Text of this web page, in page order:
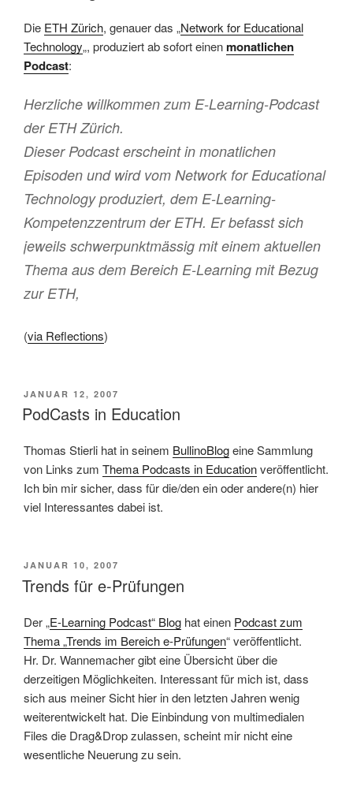
Die ETH Zürich, genauer das „Network for Educational
Technology„, produziert ab sofort einenmonatlichen
Podcast:
Herzliche willkommen zum E-Learning-Podcast
der ETH Zürich.
Dieser Podcast erscheint in monatlichen
Episoden und wird vom Network for Educational
Technology produziert, dem E-Learning-
Kompetenzzentrum der ETH. Er befasst sich
jeweils schwerpunktmässig mit einem aktuellen
Thema aus dem Bereich E-Learning mit Bezug
zur ETH,
(via Reflections)
VERÖFFENTLICHT
AM
JANUAR 12, 2007
PodCasts in Education
Thomas Stierli hat in seinem BullinoBlogeine Sammlung
von Links zum Thema Podcasts in Educationveröffentlicht.
Ich bin mir sicher, dass für die/den ein oder andere(n) hier
viel Interessantes dabei ist.
VERÖFFENTLICHT
AM
JANUAR 10, 2007
Trends für e-Prüfungen
Der „E-Learning Podcast“ Blog hat einen Podcast zum
Thema „Trends im Bereich e-Prüfungen“ veröffentlicht.
Hr. Dr. Wannemacher gibt eine Übersicht über die
derzeitigen Möglichkeiten. Interessant für mich ist, dass
sich aus meiner Sicht hier in den letzten Jahren wenig
weiterentwickelt hat. Die Einbindung von multimedialen
Files die Drag&Drop zulassen, scheint mir nicht eine
wesentliche Neuerung zu sein.